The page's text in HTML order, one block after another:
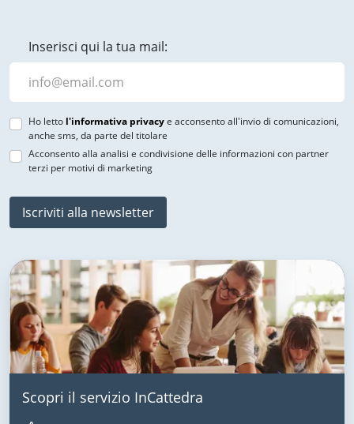
Inserisci qui la tua mail:
Ho letto l'informativa privacye acconsento all'invio di comunicazioni,
anche sms, da parte del titolare
Acconsento alla analisi e condivisione delle informazioni con partner
terzi per motivi di marketing
Iscriviti alla newsletter
Scopri il servizio InCattedra